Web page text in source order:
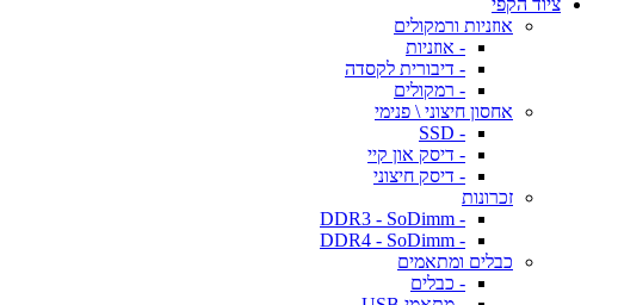
ציוד הקפי
אוזניות ורמקולים
- אוזניות
- דיבורית לקסדה
- רמקולים
אחסון חיצוני \ פנימי
- SSD
- דיסק און קיי
- דיסק חיצוני
זכרונות
- DDR3 - SoDimm
- DDR4 - SoDimm
כבלים ומתאמים
- כבלים